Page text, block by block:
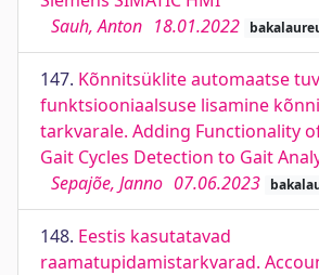
Sauh, Anton 18.01.2022
147. Kõnnitsüklite automaatse
funktsiooniaalsuse lisamine
tarkvarale. Adding Functionality
Gait Cycles Detection to Gait
Sepajõe, Janno 07.06.2023
148. Eestis kasutatavad
raamatupidamistarkvarad.